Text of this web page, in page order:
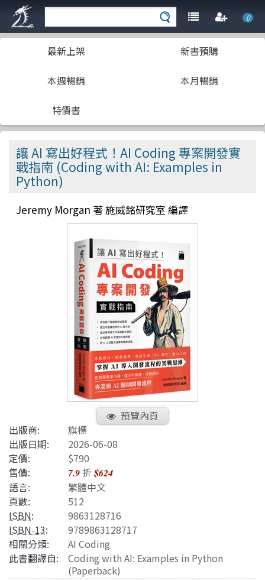
0
最新上架 新書預購
本週暢銷 本月暢銷
特價書
讓 AI 寫出好程式！AI Coding 專案開發實
戰指南 (Coding with AI: Examples in
Python)
Jeremy Morgan 著 施威銘研究室 編譯
預覽內頁
出版商:
旗標
出版日期:
2026-06-08
定價:
$790
售價:
7.9折$624
語言:
繁體中文
頁數:
512
ISBN:
9863128716
ISBN-13:
9789863128717
相關分類:
AI Coding
此書翻譯自:
Coding with AI: Examples in Python
(Paperback)